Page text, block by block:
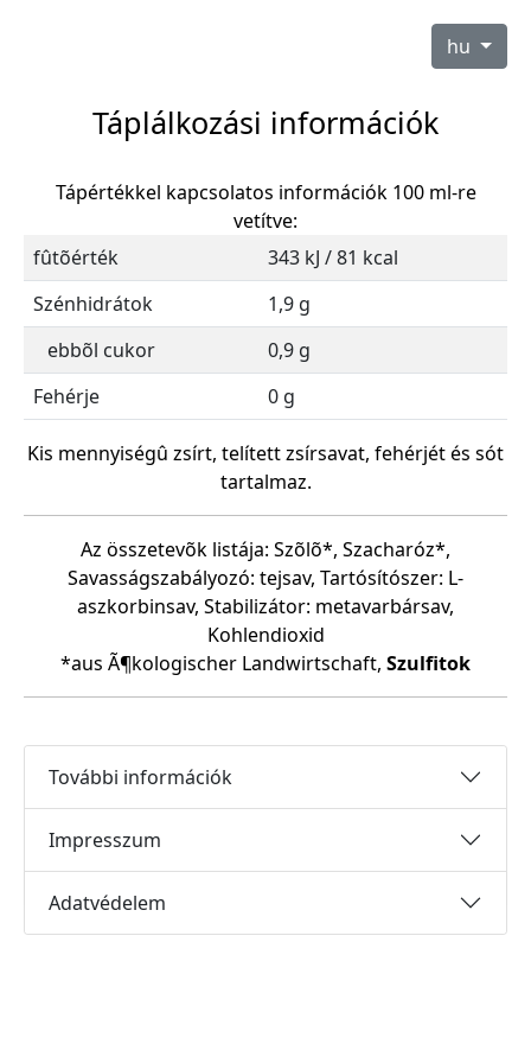
hu
Táplálkozási információk
Tápértékkel kapcsolatos információk 100 ml-re
vetítve:
fûtõérték
343 kJ / 81 kcal
Szénhidrátok
1,9 g
ebbõl cukor
0,9 g
Fehérje
0 g
Kis mennyiségû zsírt, telített zsírsavat, fehérjét és sót
tartalmaz.
Az összetevõk listája: Szõlõ*, Szacharóz*,
Savasságszabályozó: tejsav, Tartósítószer: L-
aszkorbinsav, Stabilizátor: metavarbársav,
Kohlendioxid
*aus Ã¶kologischer Landwirtschaft, Szulfitok
További információk
Impresszum
Adatvédelem